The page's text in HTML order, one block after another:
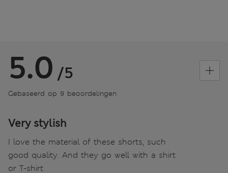
5.0 /5
Gebaseerd op 9 beoordelingen
Very stylish
I love the material of these shorts, such
good quality. And they go well with a shirt
or T-shirt